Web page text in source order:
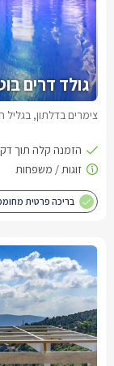
גולד דרים
צימרים בדלתון, בגליל
בריכה פרטית